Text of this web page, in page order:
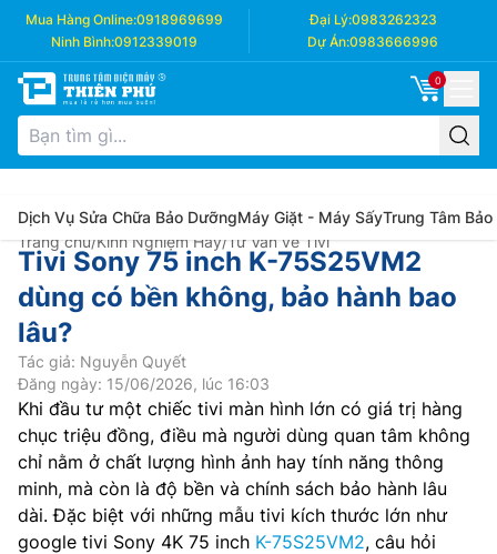
Mua Hàng Online:0918969699 Đại Lý:0983262323
Ninh Bình:0912339019 Dự Án:0983666996
0
Dịch Vụ Sửa Chữa Bảo DưỡngMáy Giặt - Máy SấyTrung Tâm Bảo
Trang chủ/Kinh Nghiệm Hay/Tư Vấn về Tivi
Tivi Sony 75 inch K-75S25VM2
dùng có bền không, bảo hành bao
lâu?
Tác giả: Nguyễn Quyết
Đăng ngày: 15/06/2026, lúc 16:03
Khi đầu tư một chiếc tivi màn hình lớn có giá trị hàng
chục triệu đồng, điều mà người dùng quan tâm không
chỉ nằm ở chất lượng hình ảnh hay tính năng thông
minh, mà còn là độ bền và chính sách bảo hành lâu
dài. Đặc biệt với những mẫu tivi kích thước lớn như
google tivi Sony 4K 75 inch K-75S25VM2, câu hỏi